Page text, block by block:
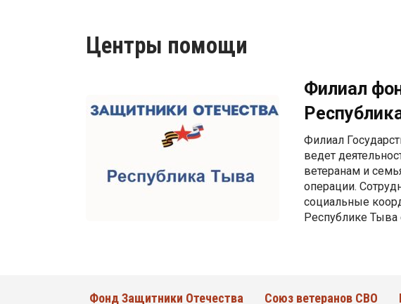
Центры помощи
Филиал
Филиал
ведет
ветеранам и
операции.
социальные
Республике
Фонд Защитники Отечества Союз ветеранов СВО